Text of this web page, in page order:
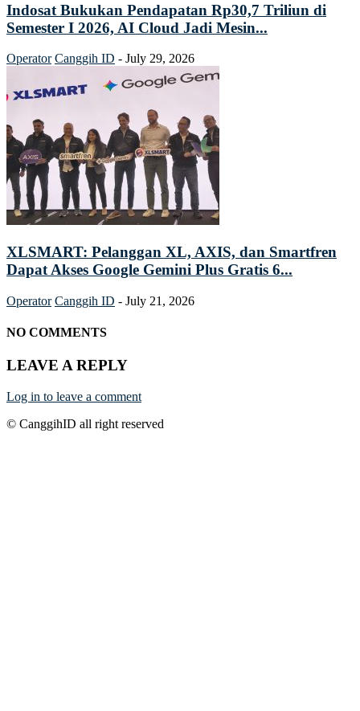
Indosat Bukukan Pendapatan Rp30,7 Triliun di
Semester I 2026, AI Cloud Jadi Mesin...
Operator Canggih ID - July 29, 2026
XLSMART: Pelanggan XL, AXIS, dan Smartfren
Dapat Akses Google Gemini Plus Gratis 6...
Operator Canggih ID - July 21, 2026
NO COMMENTS
LEAVE A REPLY
Log in to leave a comment
© CanggihID all right reserved